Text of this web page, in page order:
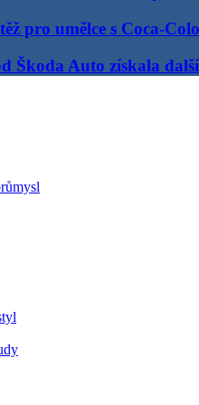
pro umělce s Coca-
Škoda Auto získala